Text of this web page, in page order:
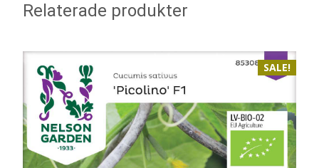
Relaterade produkter
SALE!